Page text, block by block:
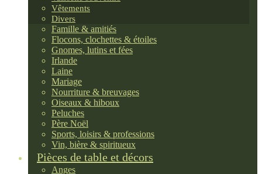
Vêtements
Divers
Famille & amitiés
Flocons, clochettes & étoiles
Gnomes, lutins et fées
Irlande
Laine
Mariage
Nourriture & breuvages
Oiseaux & hiboux
Peluches
Père Noël
Sports, loisirs & professions
Vin, bière & spiritueux
Pièces de table et décors
Anges